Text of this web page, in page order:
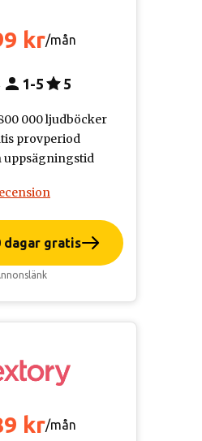
kr/mån
1-5 5
000 ljudböcker
provperiod
uppsägningstid
dagar gratis
kr/mån